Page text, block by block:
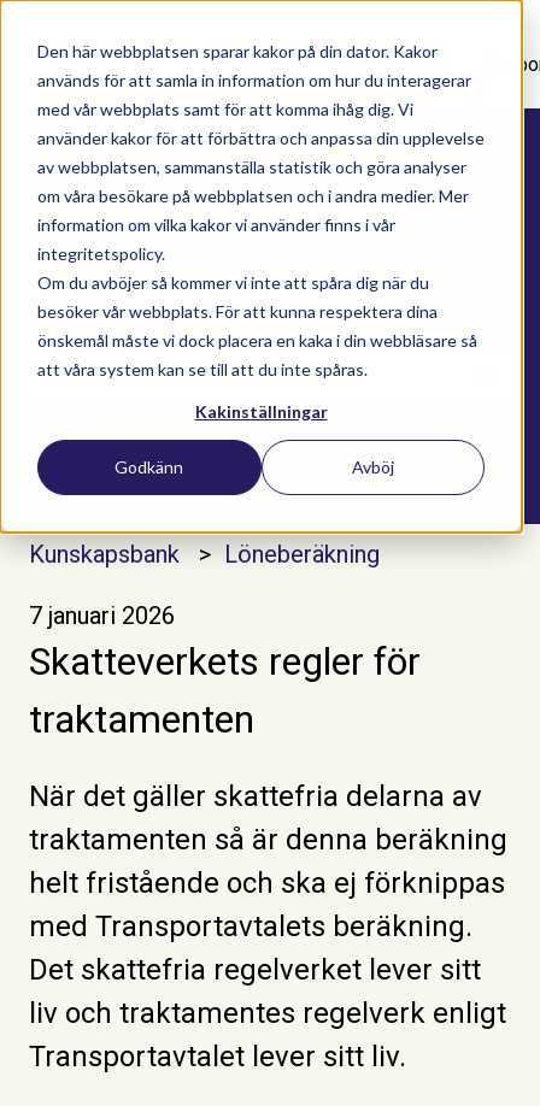
Den här webbplatsen sparar kakor på din dator. Kakor
används för att samla in information om hur du interagerar
med vår webbplats samt för att komma ihåg dig. Vi
använder kakor för att förbättra och anpassa din upplevelse
av webbplatsen, sammanställa statistik och göra analyser
om våra besökare på webbplatsen och i andra medier. Mer
information om vilka kakor vi använder finns i vår
integritetspolicy.
Om du avböjer så kommer vi inte att spåra dig när du
besöker vår webbplats. För att kunna respektera dina
önskemål måste vi dock placera en kaka i din webbläsare så
att våra system kan se till att du inte spåras.
Kakinställningar
Godkänn Avböj
Nyhetsartiklar Utbildningar Supportavtal
Här kan du söka bland alla
våra kunskapsartiklar
Det finns inga förslag eftersom sökfältet är
Kunskapsbank Löneberäkning
7 januari 2026
Skatteverkets regler för
traktamenten
När det gäller skattefria delarna av
traktamenten så är denna beräkning
helt fristående och ska ej förknippas
med Transportavtalets beräkning.
Det skattefria regelverket lever sitt
liv och traktamentes regelverk enligt
Transportavtalet lever sitt liv.